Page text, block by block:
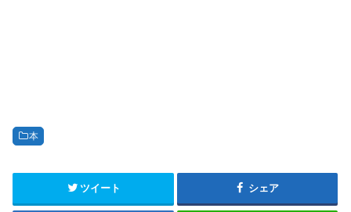
本
ツイート シェア